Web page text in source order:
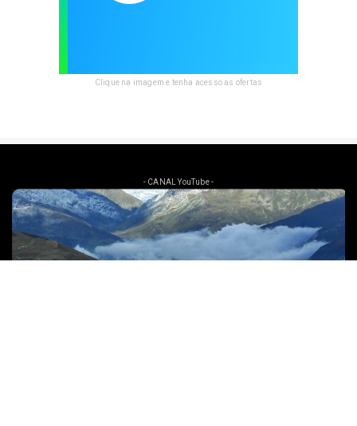
Clique na imagem e tenha acesso as ofertas
- CANAL YouTube -